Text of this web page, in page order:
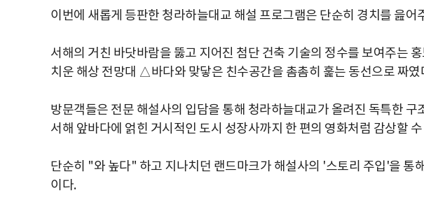
이번에 새롭게 등판한 청라하늘대교 해설 프로그램은 단순히 경치를 읊어
서해의 거친 바닷바람을 뚫고 지어진 첨단 건축 기술의 정수를 보여주는
치운 해상 전망대 △바다와 맞닿은 친수공간을 촘촘히 훑는 동선으로 짜였
방문객들은 전문 해설사의 입담을 통해 청라하늘대교가 올려진 독특한
서해 앞바다에 얽힌 거시적인 도시 성장사까지 한 편의 영화처럼 감상할
단순히 "와 높다" 하고 지나치던 랜드마크가 해설사의 '스토리 주입'을 통
이다.